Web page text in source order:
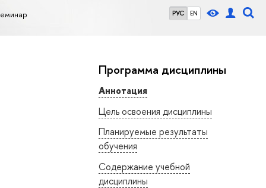
РУС EN
Программа дисциплины
Аннотация
Цель освоения дисциплины
Планируемые результаты
обучения
Содержание учебной
дисциплины